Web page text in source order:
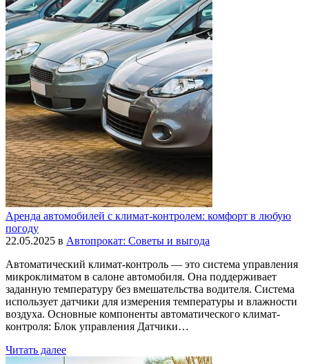
Аренда автомобилей с климат-контролем: комфорт в любую
погоду
22.05.2025 в Автопрокат: Советы и выгода
Автоматический климат-контроль — это система управления
микроклиматом в салоне автомобиля. Она поддерживает
заданную температуру без вмешательства водителя. Система
использует датчики для измерения температуры и влажности
воздуха. Основные компоненты автоматического климат-
контроля: Блок управления Датчики…
Читать далее